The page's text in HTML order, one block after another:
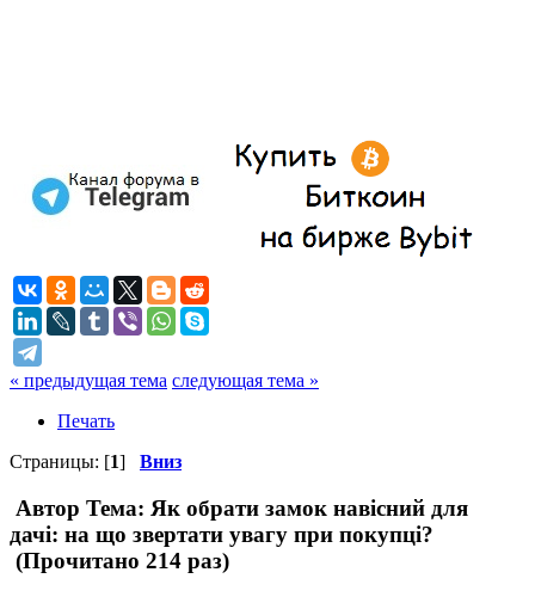
« предыдущая тема следующая тема »
Печать
Страницы: [1] Вниз
Автор Тема: Як обрати замок навісний для
дачі: на що звертати увагу при покупці?
(Прочитано 214 раз)